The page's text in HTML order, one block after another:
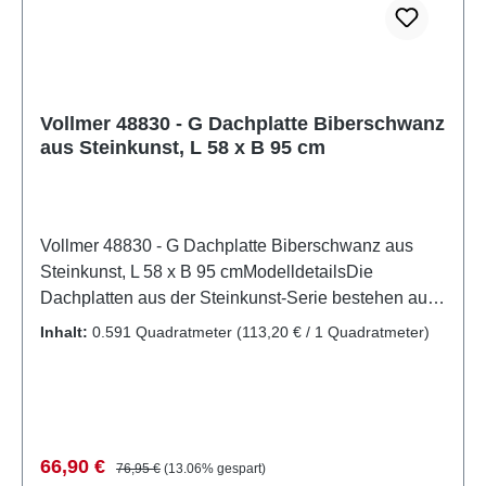
Vollmer 48830 - G Dachplatte Biberschwanz
aus Steinkunst, L 58 x B 95 cm
Vollmer 48830 - G Dachplatte Biberschwanz aus
Steinkunst, L 58 x B 95 cmModelldetailsDie
Dachplatten aus der Steinkunst-Serie bestehen aus
wetterfestem Sedimentverbundwerkstoff. Dieser
Nicht für Kinder unter 14 Jahren geeignet. Es enthält
Inhalt: 0.591 Quadratmeter (113,20 € / 1 Quadratmeter)
Verkaufspreis:
66,90 € Regulärer Preis:
76,95 € (13.06% gespart)